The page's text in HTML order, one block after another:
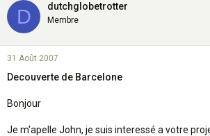
D dutchglobetrotter
Membre
31 Août 2007
Decouverte de Barcelone
Bonjour
Je m'apelle John, je suis interessé a votre